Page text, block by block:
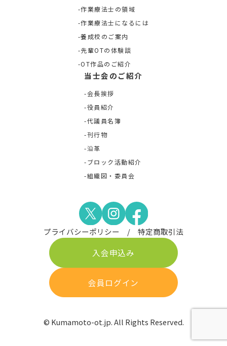
作業療法士の領域
作業療法士になるには
養成校のご案内
先輩OTの体験談
OT作品のご紹介
当士会のご紹介
会長挨拶
役員紹介
代議員名簿
刊行物
沿革
ブロック活動紹介
組織図・委員会
プライバシーポリシー 特定商取引法
入会申込み
会員ログイン
© Kumamoto-ot.jp. All Rights Reserved.